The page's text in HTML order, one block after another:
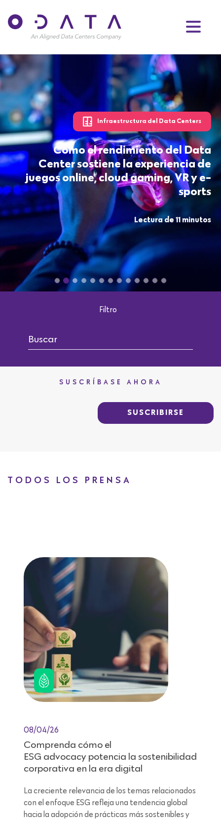
Infraestructura del Data Centers
Cómo el rendimiento del Data
Center sostiene la experiencia de
juegos online, cloud gaming, VR y e-
sports
Lectura de 11 minutos
Filtro
SUSCRÍBASE AHORA
SUSCRIBIRSE
TODOS LOS PRENSA
08/04/26
Comprenda cómo el
ESG advocacy potencia la sostenibilidad
corporativa en la era digital
La creciente relevancia de los temas relacionados
con el enfoque ESG refleja una tendencia global
hacia la adopción de prácticas más sostenibles y